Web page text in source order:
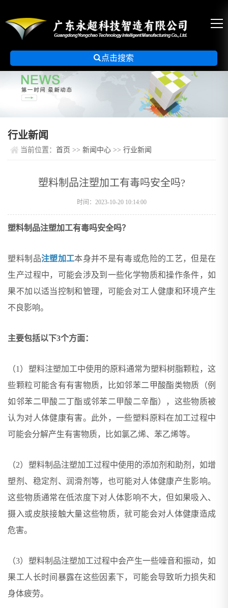
 点击搜索
行业新闻
当前位置：首页 >>新闻中心 >>行业新闻
塑料制品注塑加工有毒吗安全吗?
时间：2023-10-20 10:14:00
塑料制品注塑加工有毒吗安全吗？
塑料制品注塑加工本身并不是有毒或危险的工艺，但是在
生产过程中，可能会涉及到一些化学物质和操作条件，如
果不加以适当控制和管理，可能会对工人健康和环境产生
不良影响。
主要包括以下3个方面：
（1）塑料注塑加工中使用的原料通常为塑料树脂颗粒，这
些颗粒可能含有有害物质，比如邻苯二甲酸酯类物质（例
如邻苯二甲酸二丁酯或邻苯二甲酸二辛酯），这些物质被
认为对人体健康有害。此外，一些塑料原料在加工过程中
可能会分解产生有害物质，比如氯乙烯、苯乙烯等。
（2）塑料制品注塑加工过程中使用的添加剂和助剂，如增
塑剂、稳定剂、润滑剂等，也可能对人体健康产生影响。
这些物质通常在低浓度下对人体影响不大，但如果吸入、
摄入或皮肤接触大量这些物质，就可能会对人体健康造成
危害。
（3）塑料制品注塑加工过程中会产生一些噪音和振动，如
果工人长时间暴露在这些因素下，可能会导致听力损失和
身体疲劳。